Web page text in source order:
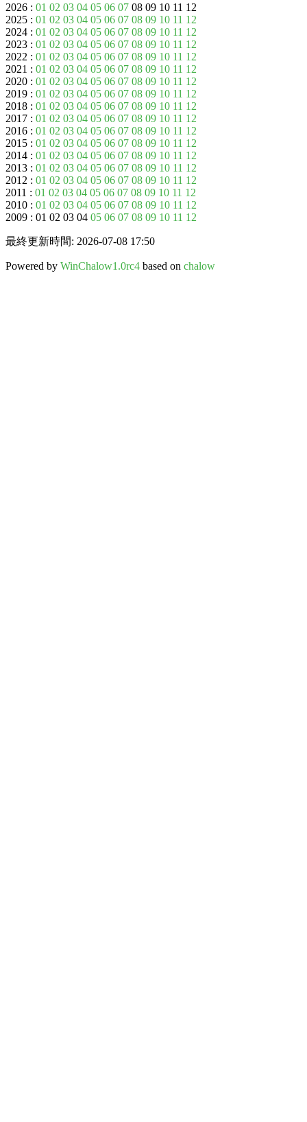
2026 : 01 02 03 04 05 06 07 08 09 10 11 12
2025 : 01 02 03 04 05 06 07 08 09 10 11 12
2024 : 01 02 03 04 05 06 07 08 09 10 11 12
2023 : 01 02 03 04 05 06 07 08 09 10 11 12
2022 : 01 02 03 04 05 06 07 08 09 10 11 12
2021 : 01 02 03 04 05 06 07 08 09 10 11 12
2020 : 01 02 03 04 05 06 07 08 09 10 11 12
2019 : 01 02 03 04 05 06 07 08 09 10 11 12
2018 : 01 02 03 04 05 06 07 08 09 10 11 12
2017 : 01 02 03 04 05 06 07 08 09 10 11 12
2016 : 01 02 03 04 05 06 07 08 09 10 11 12
2015 : 01 02 03 04 05 06 07 08 09 10 11 12
2014 : 01 02 03 04 05 06 07 08 09 10 11 12
2013 : 01 02 03 04 05 06 07 08 09 10 11 12
2012 : 01 02 03 04 05 06 07 08 09 10 11 12
2011 : 01 02 03 04 05 06 07 08 09 10 11 12
2010 : 01 02 03 04 05 06 07 08 09 10 11 12
2009 : 01 02 03 04 05 06 07 08 09 10 11 12
最終更新時間: 2026-07-08 17:50
Powered by WinChalow1.0rc4 based on chalow